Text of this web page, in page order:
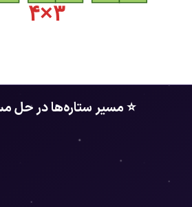
۳×۴
⭐ مسیر ستاره‌ها در حل